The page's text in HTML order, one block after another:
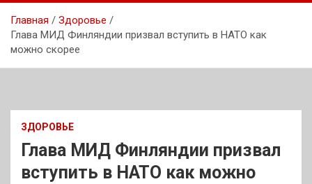
Главная
Здоровье
Глава МИД Финляндии призвал вступить в НАТО как
можно скорее
ЗДОРОВЬЕ
Глава МИД Финляндии призвал
вступить в НАТО как можно